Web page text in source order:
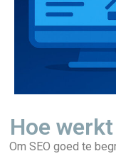
Hoe
Om SEO goed te